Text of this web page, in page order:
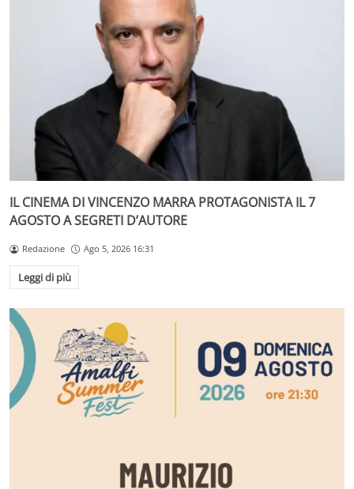
IL CINEMA DI VINCENZO MARRA PROTAGONISTA IL 7
AGOSTO A SEGRETI D’AUTORE
Redazione Ago 5, 2026 16:31
Leggi di più